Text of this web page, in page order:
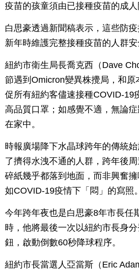
疫苗的孩童須由已接種疫苗的成人
白思豪透過新聞稿表示，這些防
新年時維護完整接種疫苗的人群安
紐約市衛生局長喬克西（Dave
節遇到Omicron變異株攪局，和原
促所有紐約客儘速接種COVID-19
高品質口罩；如感覺不適，無論
在家中。
時報廣場降下水晶球跨年的傳統
了擠得水洩不通的人群，跨年後
碎紙幾乎都落到地面，而非興奮
如COVID-19疫情下「悶」的寫照。
今年跨年夜也是白思豪8年市長任
時，他將最後一次以紐約市長身
鈕，啟動倒數60秒降球程序。
紐約市長當選人亞當斯（Eric